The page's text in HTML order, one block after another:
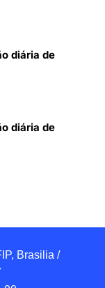
diária de
diária de
Brasilia /